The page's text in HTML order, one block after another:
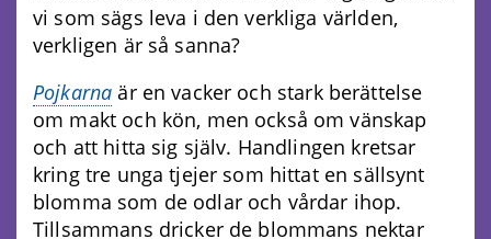
vi som sägs leva i den verkliga världen,
verkligen är så sanna?
Pojkarna är en vacker och stark berättelse
om makt och kön, men också om vänskap
och att hitta sig själv. Handlingen kretsar
kring tre unga tjejer som hittat en sällsynt
blomma som de odlar och vårdar ihop.
Tillsammans dricker de blommans nektar